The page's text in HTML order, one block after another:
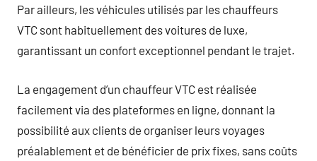
Par ailleurs, les véhicules utilisés par les chauffeurs
VTC sont habituellement des voitures de luxe,
garantissant un confort exceptionnel pendant le trajet.
La engagement d’un chauffeur VTC est réalisée
facilement via des plateformes en ligne, donnant la
possibilité aux clients de organiser leurs voyages
préalablement et de bénéficier de prix fixes, sans coûts